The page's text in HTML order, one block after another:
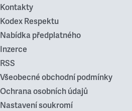
Kontakty
Kodex Respektu
Nabídka předplatného
Inzerce
RSS
Všeobecné obchodní podmínky
Ochrana osobních údajů
Nastavení soukromí